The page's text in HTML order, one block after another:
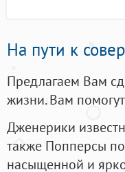
На пути к
Предлагаем Вам
жизни. Вам
Дженерики
также Попперсы
насыщенной и